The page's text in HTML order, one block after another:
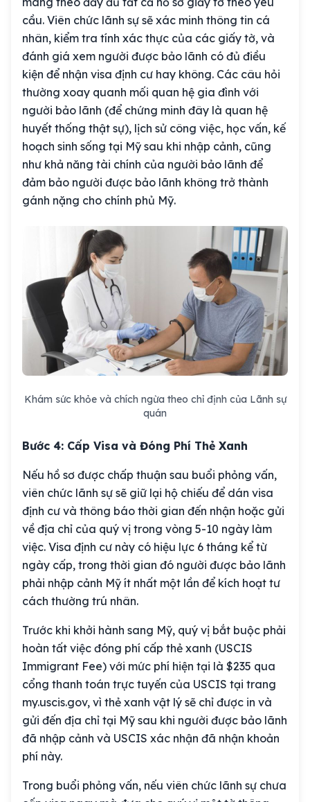
cầu. Viên chức lãnh sự sẽ xác minh thông tin cá
nhân, kiểm tra tính xác thực của các giấy tờ, và
đánh giá xem người được bảo lãnh có đủ điều
kiện để nhận visa định cư hay không. Các câu hỏi
thường xoay quanh mối quan hệ gia đình với
người bảo lãnh (để chứng minh đây là quan hệ
huyết thống thật sự), lịch sử công việc, học vấn, kế
hoạch sinh sống tại Mỹ sau khi nhập cảnh, cũng
như khả năng tài chính của người bảo lãnh để
đảm bảo người được bảo lãnh không trở thành
gánh nặng cho chính phủ Mỹ.
Khám sức khỏe và chích ngừa theo chỉ định của Lãnh sự
quán
Bước 4: Cấp Visa và Đóng Phí Thẻ Xanh
Nếu hồ sơ được chấp thuận sau buổi phỏng vấn,
viên chức lãnh sự sẽ giữ lại hộ chiếu để dán visa
định cư và thông báo thời gian đến nhận hoặc gửi
về địa chỉ của quý vị trong vòng 5-10 ngày làm
việc. Visa định cư này có hiệu lực 6 tháng kể từ
ngày cấp, trong thời gian đó người được bảo lãnh
phải nhập cảnh Mỹ ít nhất một lần để kích hoạt tư
cách thường trú nhân.
Trước khi khởi hành sang Mỹ, quý vị bắt buộc phải
hoàn tất việc đóng phí cấp thẻ xanh (USCIS
Immigrant Fee) với mức phí hiện tại là $235 qua
cổng thanh toán trực tuyến của USCIS tại trang
my.uscis.gov, vì thẻ xanh vật lý sẽ chỉ được in và
gửi đến địa chỉ tại Mỹ sau khi người được bảo lãnh
đã nhập cảnh và USCIS xác nhận đã nhận khoản
phí này.
Trong buổi phỏng vấn, nếu viên chức lãnh sự chưa